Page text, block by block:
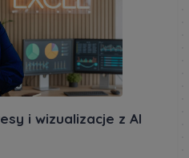
i wizualizacje z AI